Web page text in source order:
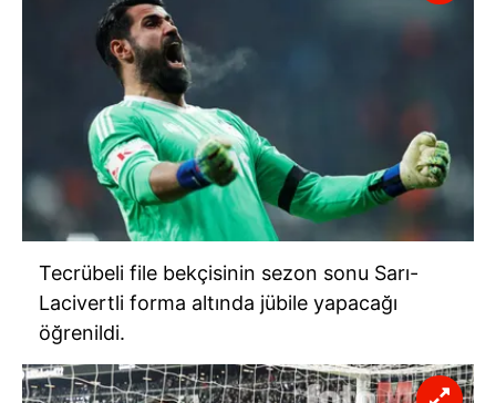
Tecrübeli file bekçisinin sezon sonu Sarı-
Lacivertli forma altında jübile yapacağı
öğrenildi.